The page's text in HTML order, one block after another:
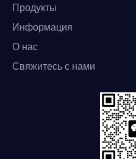
Продукты
Информация
О нас
Свяжитесь с нами